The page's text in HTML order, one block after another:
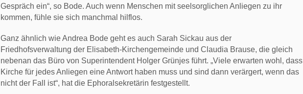
Gespräch ein“, so Bode. Auch wenn Menschen mit seelsorglichen Anliegen zu ihr
kommen, fühle sie sich manchmal hilflos.
Ganz ähnlich wie Andrea Bode geht es auch Sarah Sickau aus der
Friedhofsverwaltung der Elisabeth-Kirchengemeinde und Claudia Brause, die gleich
nebenan das Büro von Superintendent Holger Grünjes führt. „Viele erwarten wohl, dass
Kirche für jedes Anliegen eine Antwort haben muss und sind dann verärgert, wenn das
nicht der Fall ist“, hat die Ephoralsekretärin festgestellt.